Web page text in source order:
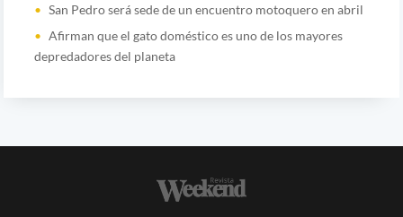
San Pedro será sede de un encuentro motoquero en abril
Afirman que el gato doméstico es uno de los mayores
depredadores del planeta